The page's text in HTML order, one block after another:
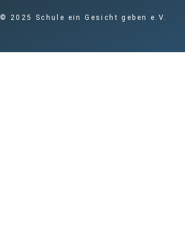
© 2025 Schule ein Gesicht geben e.V.